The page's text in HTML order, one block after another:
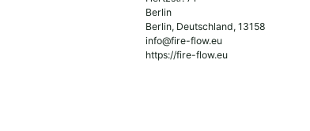
Berlin
Berlin, Deutschland, 13158
info@fire-flow.eu
https://fire-flow.eu